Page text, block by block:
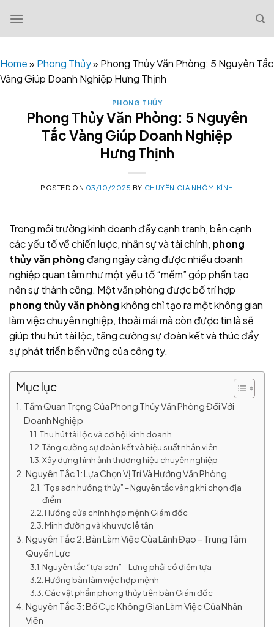
content
Home» Phong Thủy» Phong Thủy Văn Phòng: 5 Nguyên Tắc
Vàng Giúp Doanh Nghiệp Hưng Thịnh
PHONG THỦY
Phong Thủy Văn Phòng: 5 Nguyên
Tắc Vàng Giúp Doanh Nghiệp
Hưng Thịnh
POSTED ON 03/10/2025 BY CHUYÊN GIA NHÔM KÍNH
Trong môi trường kinh doanh đầy cạnh tranh, bên cạnh
các yếu tố về chiến lược, nhân sự và tài chính, phong
thủy văn phòng đang ngày càng được nhiều doanh
nghiệp quan tâm như một yếu tố “mềm” góp phần tạo
nên sự thành công. Một văn phòng được bố trí hợp
phong thủy văn phòngkhông chỉ tạo ra một không gian
làm việc chuyên nghiệp, thoải mái mà còn được tin là sẽ
giúp thu hút tài lộc, tăng cường sự đoàn kết và thúc đẩy
sự phát triển bền vững của công ty.
Mục lục
Tầm Quan Trọng Của Phong Thủy Văn Phòng Đối Với
Doanh Nghiệp
Thu hút tài lộc và cơ hội kinh doanh
Tăng cường sự đoàn kết và hiệu suất nhân viên
Xây dựng hình ảnh thương hiệu chuyên nghiệp
Nguyên Tắc 1: Lựa Chọn Vị Trí Và Hướng Văn Phòng
“Tọa sơn hướng thủy” – Nguyên tắc vàng khi chọn địa
điểm
Hướng cửa chính hợp mệnh Giám đốc
Minh đường và khu vực lễ tân
Nguyên Tắc 2: Bàn Làm Việc Của Lãnh Đạo – Trung Tâm
Quyền Lực
Nguyên tắc “tựa sơn” – Lưng phải có điểm tựa
Hướng bàn làm việc hợp mệnh
Các vật phẩm phong thủy trên bàn Giám đốc
Nguyên Tắc 3: Bố Cục Không Gian Làm Việc Của Nhân
Viên